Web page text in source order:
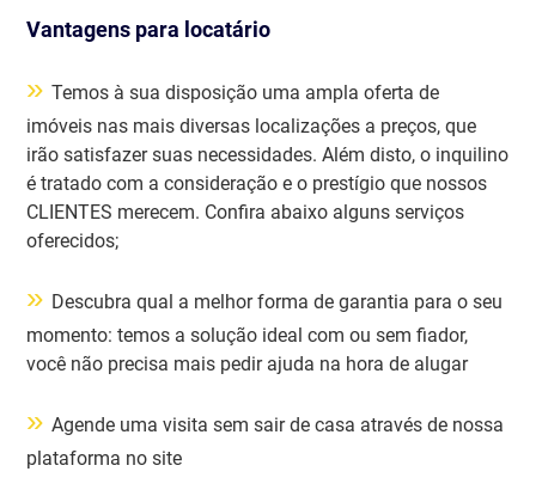
Vantagens para locatário
»Temos à sua disposição uma ampla oferta de
imóveis nas mais diversas localizações a preços, que
irão satisfazer suas necessidades. Além disto, o inquilino
é tratado com a consideração e o prestígio que nossos
CLIENTES merecem. Confira abaixo alguns serviços
oferecidos;
» Descubra qual a melhor forma de garantia para o seu
momento: temos a solução ideal com ou sem fiador,
você não precisa mais pedir ajuda na hora de alugar
»Agende uma visita sem sair de casa através de nossa
plataforma no site